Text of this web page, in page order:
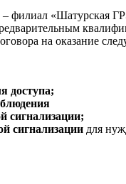
– филиал
на оказание
доступа;
сигнализации;
сигнализации для